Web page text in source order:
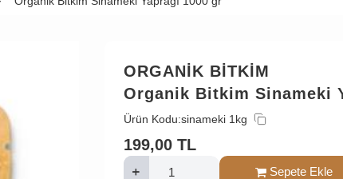
ORGANİK BİTKİM
Organik Bitkim Sinameki
Ürün Kodu:sinameki 1kg
199,00 TL
Sepete Ekle